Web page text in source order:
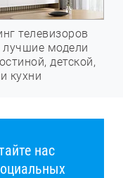
телевизоров
лучшие модели
детской,
кухни
нас